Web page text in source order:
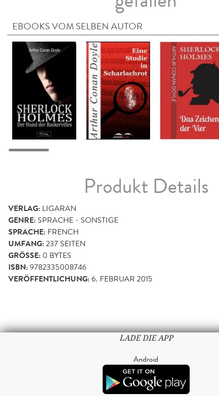
EBOOKS VOM SELBEN AUTOR
Produkt Details
VERLAG: LIGARAN
GENRE: SPRACHE - SONSTIGE
SPRACHE: FRENCH
UMFANG:237 SEITEN
GRÖSSE: 0 BYTES
ISBN:9782335008746
VERÖFFENTLICHUNG:6. FEBRUAR 2015
LADE DIE APP
Android